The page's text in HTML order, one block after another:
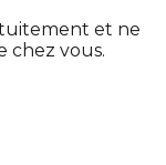
et ne
chez vous.